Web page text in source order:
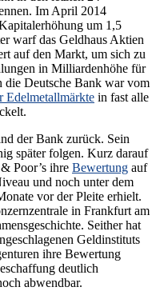
Im April 2014
um 1,5
warf das Geldhaus Aktien
auf den Markt, um sich zu
in Milliardenhöhe für
die Deutsche Bank war vom
Edelmetallmärkte in fast alle
der Bank zurück. Sein
später folgen. Kurz darauf
Poor’s ihre Bewertung auf
und noch unter dem
vor der Pleite erhielt.
in Frankfurt am
Seither hat
Geldinstituts
ihre Bewertung
deutlich
abwendbar.